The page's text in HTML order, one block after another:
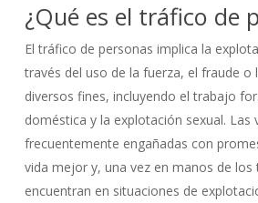
¿Qué es el tráfico de
El tráfico de personas implica la
través del uso de la fuerza, el fraude o
diversos fines, incluyendo el trabajo
doméstica y la explotación sexual. Las
frecuentemente engañadas con
vida mejor y, una vez en manos de los
encuentran en situaciones de